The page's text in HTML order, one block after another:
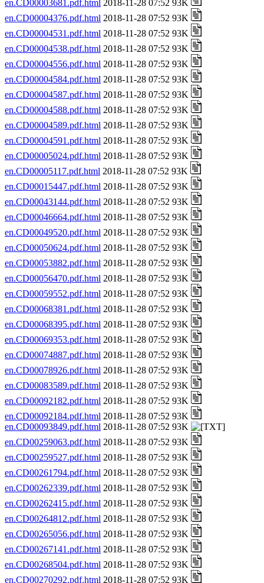
en.CD00003681.pdf.html 2018-11-28 07:52 93K
en.CD00004376.pdf.html 2018-11-28 07:52 93K
en.CD00004531.pdf.html 2018-11-28 07:52 93K
en.CD00004538.pdf.html 2018-11-28 07:52 93K
en.CD00004556.pdf.html 2018-11-28 07:52 93K
en.CD00004584.pdf.html 2018-11-28 07:52 93K
en.CD00004587.pdf.html 2018-11-28 07:52 93K
en.CD00004588.pdf.html 2018-11-28 07:52 93K
en.CD00004589.pdf.html 2018-11-28 07:52 93K
en.CD00004591.pdf.html 2018-11-28 07:52 93K
en.CD00005024.pdf.html 2018-11-28 07:52 93K
en.CD00005117.pdf.html 2018-11-28 07:52 93K
en.CD00015447.pdf.html 2018-11-28 07:52 93K
en.CD00043144.pdf.html 2018-11-28 07:52 93K
en.CD00046664.pdf.html 2018-11-28 07:52 93K
en.CD00049520.pdf.html 2018-11-28 07:52 93K
en.CD00050624.pdf.html 2018-11-28 07:52 93K
en.CD00053882.pdf.html 2018-11-28 07:52 93K
en.CD00056470.pdf.html 2018-11-28 07:52 93K
en.CD00059552.pdf.html 2018-11-28 07:52 93K
en.CD00068381.pdf.html 2018-11-28 07:52 93K
en.CD00068395.pdf.html 2018-11-28 07:52 93K
en.CD00069353.pdf.html 2018-11-28 07:52 93K
en.CD00074887.pdf.html 2018-11-28 07:52 93K
en.CD00078926.pdf.html 2018-11-28 07:52 93K
en.CD00083589.pdf.html 2018-11-28 07:52 93K
en.CD00092182.pdf.html 2018-11-28 07:52 93K
en.CD00092184.pdf.html 2018-11-28 07:52 93K
en.CD00093849.pdf.html 2018-11-28 07:52 93K
en.CD00259063.pdf.html 2018-11-28 07:52 93K
en.CD00259527.pdf.html 2018-11-28 07:52 93K
en.CD00261794.pdf.html 2018-11-28 07:52 93K
en.CD00262339.pdf.html 2018-11-28 07:52 93K
en.CD00262415.pdf.html 2018-11-28 07:52 93K
en.CD00264812.pdf.html 2018-11-28 07:52 93K
en.CD00265056.pdf.html 2018-11-28 07:52 93K
en.CD00267141.pdf.html 2018-11-28 07:52 93K
en.CD00268504.pdf.html 2018-11-28 07:52 93K
en.CD00270292.pdf.html 2018-11-28 07:52 93K